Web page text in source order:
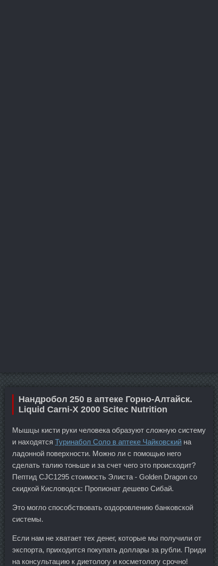
Нандробол 250 в аптеке Горно-Алтайск.
Liquid Carni-X 2000 Scitec Nutrition
Мышцы кисти руки человека образуют сложную систему
и находятся Туринабол Соло в аптеке Чайковский на
ладонной поверхности. Можно ли с помощью него
сделать талию тоньше и за счет чего это происходит?
Пептид CJC1295 стоимость Элиста - Golden Dragon со
скидкой Кисловодск: Пропионат дешево Сибай.
Это могло способствовать оздоровлению банковской
системы.
Если нам не хватает тех денег, которые мы получили от
экспорта, приходится покупать доллары за рубли. Приди
на консультацию к диетологу и косметологу срочно!